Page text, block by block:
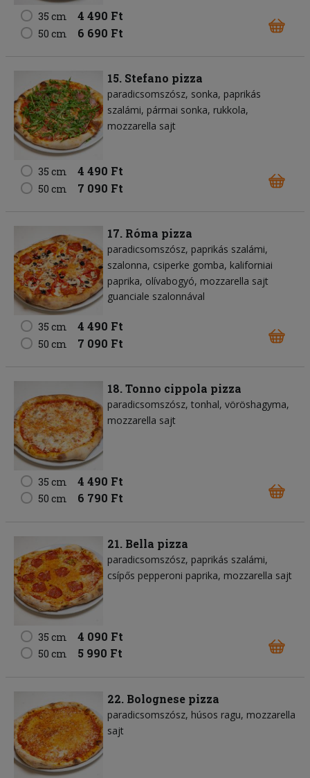
35 cm 4 490 Ft
50 cm 6 690 Ft
15. Stefano pizza
paradicsomszósz sonka paprikás
szalámi pármai sonka rukkola
mozzarella sajt
35 cm 4 490 Ft
50 cm 7 090 Ft
17. Róma pizza
paradicsomszósz paprikás szalámi
szalonna csiperke gomba kaliforniai
paprika olívabogyó mozzarella sajt
guanciale szalonnával
35 cm 4 490 Ft
50 cm 7 090 Ft
18. Tonno cippola pizza
paradicsomszósz tonhal vöröshagyma
mozzarella sajt
35 cm 4 490 Ft
50 cm 6 790 Ft
21. Bella pizza
paradicsomszósz paprikás szalámi
csípős pepperoni paprika mozzarella sajt
35 cm 4 090 Ft
50 cm 5 990 Ft
22. Bolognese pizza
paradicsomszósz húsos ragu mozzarella
sajt